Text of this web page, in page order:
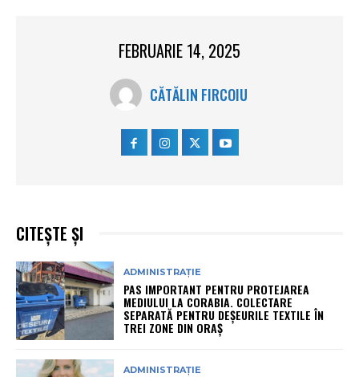
FEBRUARIE 14, 2025
CĂTĂLIN FIRCOIU
CITEȘTE ȘI
ADMINISTRAȚIE
PAS IMPORTANT PENTRU PROTEJAREA
MEDIULUI LA CORABIA. COLECTARE
SEPARATĂ PENTRU DEȘEURILE TEXTILE ÎN
TREI ZONE DIN ORAȘ
ADMINISTRAȚIE